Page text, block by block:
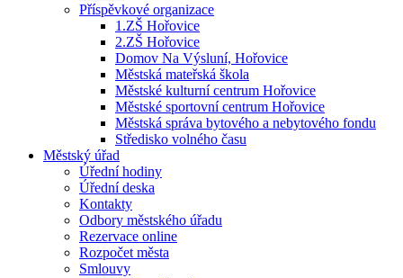
Příspěvkové organizace
1.ZŠ Hořovice
2.ZŠ Hořovice
Domov Na Výsluní, Hořovice
Městská mateřská škola
Městské kulturní centrum Hořovice
Městské sportovní centrum Hořovice
Městská správa bytového a nebytového fondu
Středisko volného času
Městský úřad
Úřední hodiny
Úřední deska
Kontakty
Odbory městského úřadu
Rezervace online
Rozpočet města
Smlouvy